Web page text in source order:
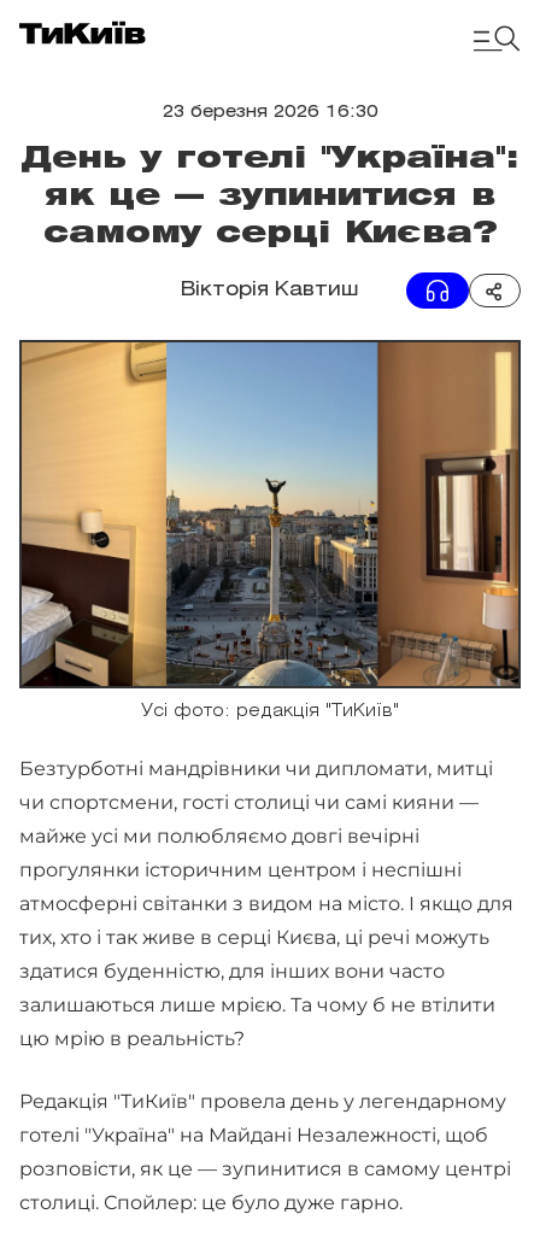
23 березня 2026 16:30
День у готелі "Україна":
як це — зупинитися в
самому серці Києва?
Вікторія Кавтиш
Усі фото: редакція "ТиКиїв"
Безтурботні мандрівники чи дипломати, митці
чи спортсмени, гості столиці чи самі кияни —
майже усі ми полюбляємо довгі вечірні
прогулянки історичним центром і неспішні
атмосферні світанки з видом на місто. І якщо для
тих, хто і так живе в серці Києва, ці речі можуть
здатися буденністю, для інших вони часто
залишаються лише мрією. Та чому б не втілити
цю мрію в реальність?
Редакція "ТиКиїв" провела день у легендарному
готелі "Україна" на Майдані Незалежності, щоб
розповісти, як це — зупинитися в самому центрі
столиці. Спойлер: це було дуже гарно.